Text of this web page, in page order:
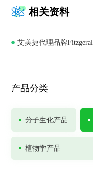
相关资料
艾美捷代理品牌
产品分类
分子生化产品
植物学产品